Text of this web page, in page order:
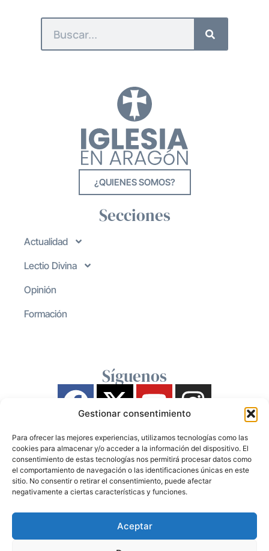
Gestionar consentimiento
Para ofrecer las mejores experiencias, utilizamos tecnologías como las
cookies para almacenar y/o acceder a la información del dispositivo. El
consentimiento de estas tecnologías nos permitirá procesar datos como
el comportamiento de navegación o las identificaciones únicas en este
sitio. No consentir o retirar el consentimiento, puede afectar
negativamente a ciertas características y funciones.
Aceptar
¿QUIENES SOMOS?
Secciones
Actualidad
Lectio Divina
Opinión
Formación
Síguenos